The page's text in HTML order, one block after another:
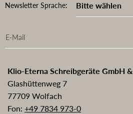
Newsletter Sprache:
Klio-Eterna Schreibgeräte GmbH
Glashüttenweg 7
77709 Wolfach
Fon: +49 7834 973-0